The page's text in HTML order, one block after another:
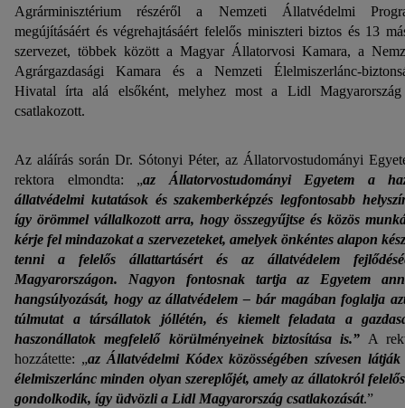
Agrárminisztérium részéről a Nemzeti Állatvédelmi
megújításáért és végrehajtásáért felelős miniszteri biztos és 13
szervezet, többek között a Magyar Állatorvosi Kamara, a
Agrárgazdasági Kamara és a Nemzeti Élelmiszerlánc-
Hivatal írta alá elsőként, melyhez most a Lidl
csatlakozott.
Az aláírás során Dr. Sótonyi Péter, az Állatorvostudományi
rektora elmondta: „az Állatorvostudományi Egyetem a
állatvédelmi kutatások és szakemberképzés legfontosabb
így örömmel vállalkozott arra, hogy összegyűjtse és közös
kérje fel mindazokat a szervezeteket, amelyek önkéntes alapon
tenni a felelős állattartásért és az állatvédelem
Magyarországon. Nagyon fontosnak tartja az Egyetem
hangsúlyozását, hogy az állatvédelem – bár magában foglalja
túlmutat a társállatok jóllétén, és kiemelt feladata a
haszonállatok megfelelő körülményeinek biztosítása is.” A
hozzátette: „az Állatvédelmi Kódex közösségében szívesen látják
élelmiszerlánc minden olyan szereplőjét, amely az állatokról
gondolkodik, így üdvözli a Lidl Magyarország csatlakozását.”